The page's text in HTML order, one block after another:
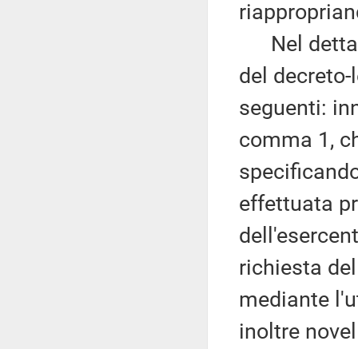
Nel
del
seguenti:
comma 1,
effettuata
richiesta
mediante
inoltre